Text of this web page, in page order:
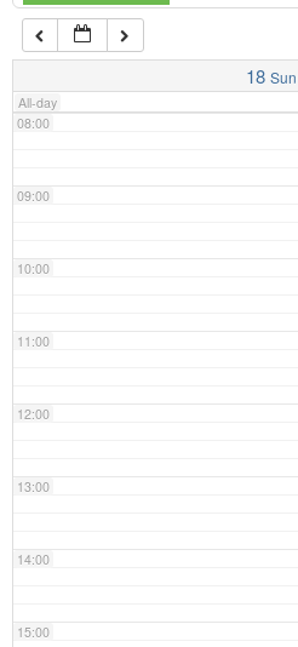
18 Sun
All-day
07:00
08:00
09:00
10:00
11:00
12:00
13:00
14:00
15:00